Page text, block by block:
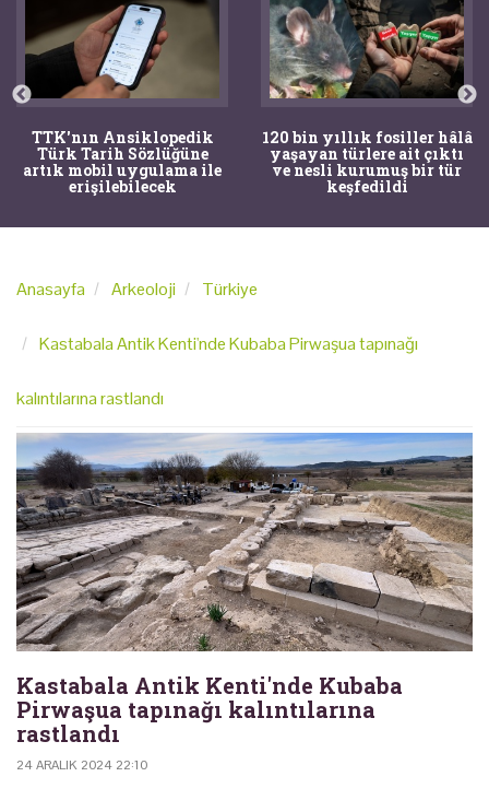
Sözlüğüne
ile
120 bin yıllık fosiller hâlâ
yaşayan türlere ait çıktı
ve nesli kurumuş bir tür
Bir
tıpçıları
Anasayfa Arkeoloji Türkiye
Kastabala Antik Kenti'nde Kubaba Pirwaşua tapınağı
kalıntılarına rastlandı
Kastabala Antik Kenti'nde Kubaba
Pirwaşua tapınağı kalıntılarına
rastlandı
24 ARALIK 2024 22:10